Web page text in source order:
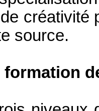
créativité
source.
formation